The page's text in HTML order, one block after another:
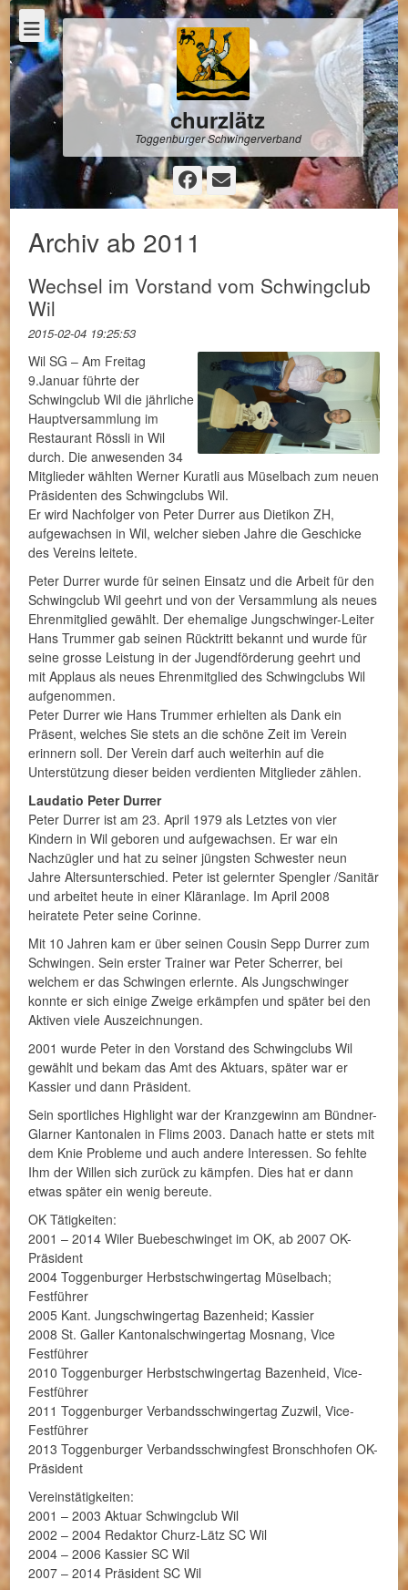
churzlätz
Toggenburger Schwingerverband
Facebook
E-
Mail
Archiv ab 2011
Wechsel im Vorstand vom Schwingclub
Wil
2015-02-04 19:25:53
Wil SG– Am Freitag
9.Januar führte der
Schwingclub Wil die jährliche
Hauptversammlung im
Restaurant Rössli in Wil
durch. Die anwesenden 34
Mitglieder wählten Werner Kuratli aus Müselbach zum neuen
Präsidenten des Schwingclubs Wil.
Er wird Nachfolger von Peter Durrer aus Dietikon ZH,
aufgewachsen in Wil, welcher sieben Jahre die Geschicke
des Vereins leitete.
Peter Durrer wurde für seinen Einsatz und die Arbeit für den
Schwingclub Wil geehrt und von der Versammlung als neues
Ehrenmitglied gewählt. Der ehemalige Jungschwinger-Leiter
Hans Trummer gab seinen Rücktritt bekannt und wurde für
seine grosse Leistung in der Jugendförderung geehrt und
mit Applaus als neues Ehrenmitglied des Schwingclubs Wil
aufgenommen.
Peter Durrer wie Hans Trummer erhielten als Dank ein
Präsent, welches Sie stets an die schöne Zeit im Verein
erinnern soll. Der Verein darf auch weiterhin auf die
Unterstützung dieser beiden verdienten Mitglieder zählen.
Laudatio Peter Durrer
Peter Durrer ist am 23. April 1979 als Letztes von vier
Kindern in Wil geboren und aufgewachsen. Er war ein
Nachzügler und hat zu seiner jüngsten Schwester neun
Jahre Altersunterschied. Peter ist gelernter Spengler /Sanitär
und arbeitet heute in einer Kläranlage. Im April 2008
heiratete Peter seine Corinne.
Mit 10 Jahren kam er über seinen Cousin Sepp Durrer zum
Schwingen. Sein erster Trainer war Peter Scherrer, bei
welchem er das Schwingen erlernte. Als Jungschwinger
konnte er sich einige Zweige erkämpfen und später bei den
Aktiven viele Auszeichnungen.
2001 wurde Peter in den Vorstand des Schwingclubs Wil
gewählt und bekam das Amt des Aktuars, später war er
Kassier und dann Präsident.
Sein sportliches Highlight war der Kranzgewinn am Bündner-
Glarner Kantonalen in Flims 2003. Danach hatte er stets mit
dem Knie Probleme und auch andere Interessen. So fehlte
Ihm der Willen sich zurück zu kämpfen. Dies hat er dann
etwas später ein wenig bereute.
OK Tätigkeiten:
2001 – 2014 Wiler Buebeschwinget im OK, ab 2007 OK-
Präsident
2004 Toggenburger Herbstschwingertag Müselbach;
Festführer
2005 Kant. Jungschwingertag Bazenheid; Kassier
2008 St. Galler Kantonalschwingertag Mosnang, Vice
Festführer
2010 Toggenburger Herbstschwingertag Bazenheid, Vice-
Festführer
2011 Toggenburger Verbandsschwingertag Zuzwil, Vice-
Festführer
2013 Toggenburger Verbandsschwingfest Bronschhofen OK-
Präsident
Vereinstätigkeiten:
2001 – 2003 Aktuar Schwingclub Wil
2002 – 2004 Redaktor Churz-Lätz SC Wil
2004 – 2006 Kassier SC Wil
2007 – 2014 Präsident SC Wil